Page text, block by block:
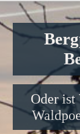
Oder ist